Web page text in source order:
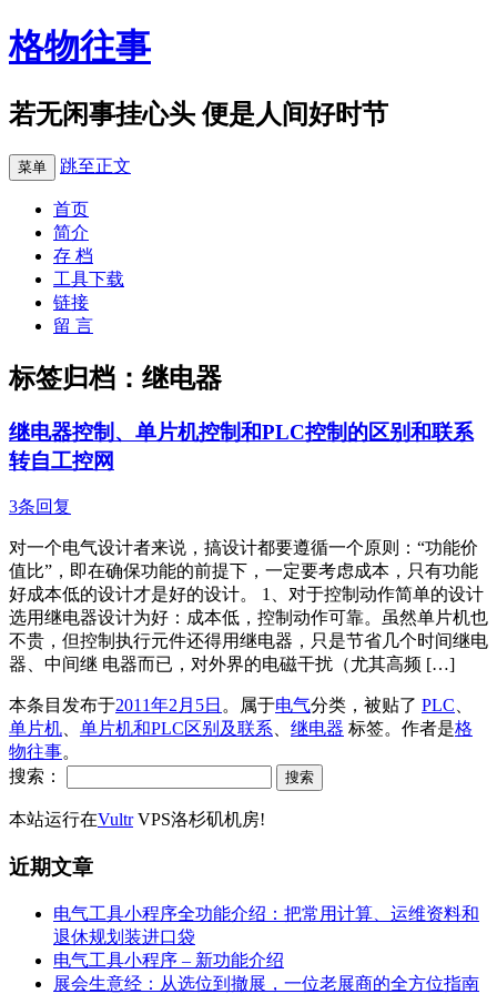
格物往事
若无闲事挂心头 便是人间好时节
菜单 跳至正文
首页
简介
存 档
工具下载
链接
留 言
标签归档： 继电器
继电器控制、单片机控制和PLC控制的区别和联系
转自工控网
3条回复
对一个电气设计者来说，搞设计都要遵循一个原则：“功能价
值比”，即在确保功能的前提下，一定要考虑成本，只有功能
好成本低的设计才是好的设计。 1、对于控制动作简单的设计
选用继电器设计为好：成本低，控制动作可靠。虽然单片机也
不贵，但控制执行元件还得用继电器，只是节省几个时间继电
器、中间继 电器而已，对外界的电磁干扰（尤其高频 […]
本条目发布于2011年2月5日 。属于电气分类，被贴了 PLC
单片机
单片机和PLC区别及联系 继电器 标签。 作者是格
物往事。
搜索：
本站运行在VultrVPS洛杉矶机房!
近期文章
电气工具小程序全功能介绍：把常用计算、运维资料和
退休规划装进口袋
电气工具小程序 – 新功能介绍
展会生意经：从选位到撤展，一位老展商的全方位指南